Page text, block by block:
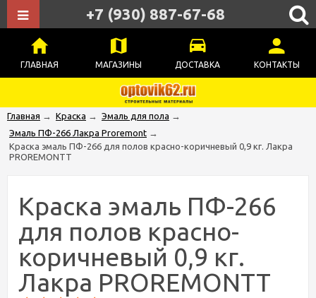
ГЛАВНАЯ МАГАЗИНЫ ДОСТАВКА КОНТАКТЫ
+7 (930) 887-67-68
Главная → Краска → Эмаль для пола →
Эмаль ПФ-266 Лакра Proremont →
Краска эмаль ПФ-266 для полов красно-коричневый 0,9 кг. Лакра
PROREMONTT
Краска эмаль ПФ-266
для полов красно-
коричневый 0,9 кг.
Лакра PROREMONTT